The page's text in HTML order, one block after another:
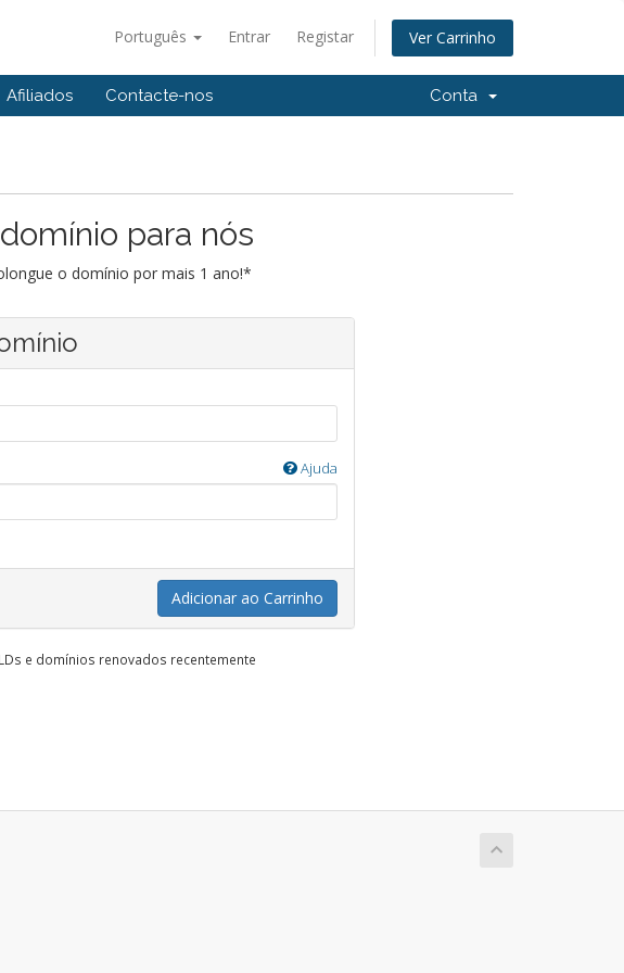
Português Entrar Registar Ver Carrinho
Afiliados Contacte-nos Conta
para nós
o domínio por mais 1 ano!*
Ajuda
Adicionar ao Carrinho
e domínios renovados recentemente